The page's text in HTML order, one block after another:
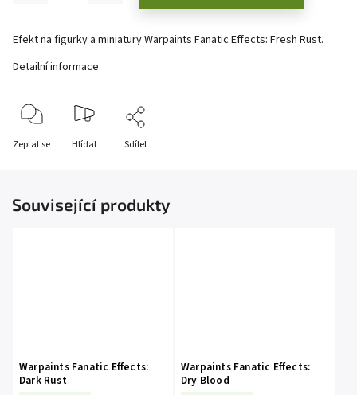
Efekt na figurky a miniatury Warpaints Fanatic Effects: Fresh Rust.
Detailní informace
Zeptat se Hlídat Sdílet
Související produkty
Warpaints Fanatic Effects:
Dark Rust
Warpaints Fanatic Effects:
Dry Blood